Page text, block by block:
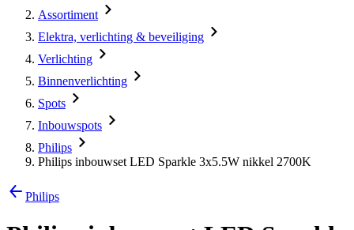
Assortiment
Elektra, verlichting & beveiliging
Verlichting
Binnenverlichting
Spots
Inbouwspots
Philips
Philips inbouwset LED Sparkle 3x5.5W nikkel 2700K
Philips